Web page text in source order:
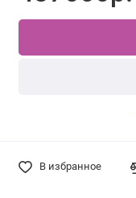
В избранное